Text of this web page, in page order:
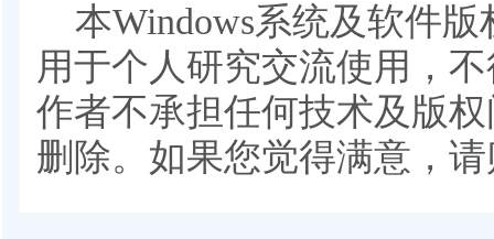
本Windows系统及软件
用于个人研究交流使用，
作者不承担任何技术及版
删除。如果您觉得满意，